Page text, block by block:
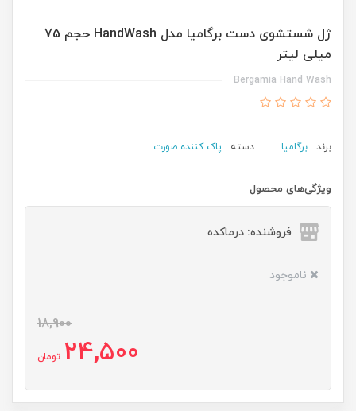
ژل شستشوی دست برگامیا مدل HandWash حجم 75
میلی لیتر
Bergamia Hand Wash
برند : برگامیا دسته : پاک کننده صورت
ویژگی‌های محصول
فروشنده: درماکده
ناموجود
18,900
24,500 تومان